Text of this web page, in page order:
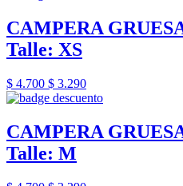
CAMPERA
Talle: XS
$ 4.700 $ 3.290
CAMPERA
Talle: M